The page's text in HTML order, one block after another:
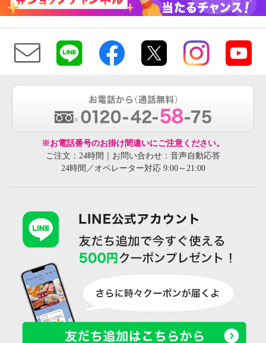
※お電話番号のお掛け間違いにご注意ください。
ご注文：24時間｜お問い合わせ：音声自動応答
24時間／オペレーター対応 9:00～21:00